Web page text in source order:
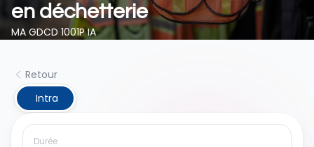
en déchetterie
MA GDCD 1001P IA
Retour
Intra
Durée